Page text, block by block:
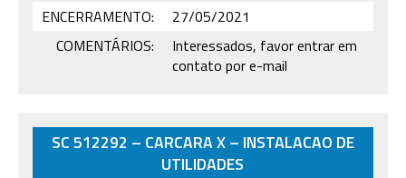
ENCERRAMENTO:
27/05/2021
COMENTÁRIOS:
Interessados, favor entrar em
contato por e-mail
SC 512292 – CARCARA X – INSTALACAO DE
UTILIDADES